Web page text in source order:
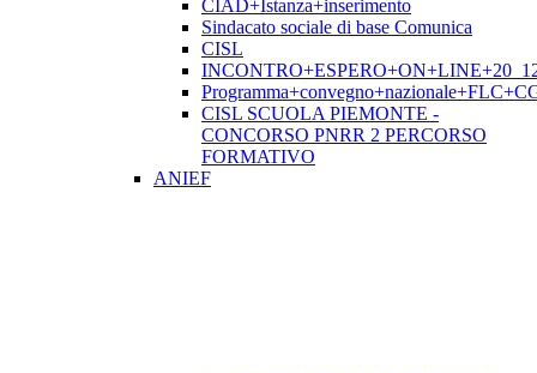
CIAD+Istanza+inserimento
Sindacato sociale di base Comunica
CISL
CISL SCUOLA PIEMONTE -
CONCORSO PNRR 2 PERCORSO
FORMATIVO
ANIEF